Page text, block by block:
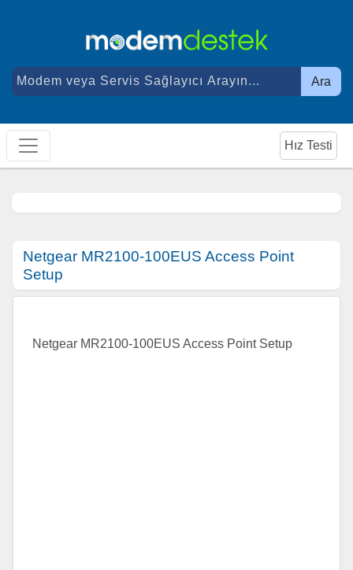
Ara
Hız Testi
Netgear MR2100-100EUS Access Point
Setup
Netgear MR2100-100EUS Access Point Setup